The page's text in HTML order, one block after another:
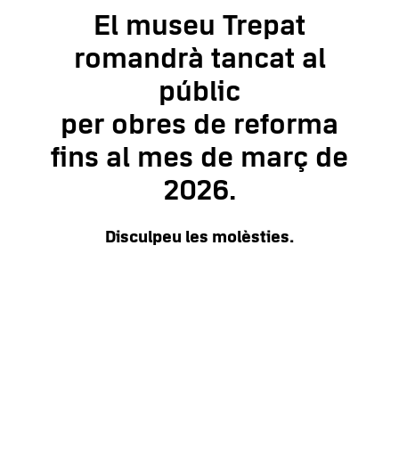
El museu Trepat
romandrà tancat al
públic
per obres de reforma
fins al mes de març de
2026.
Disculpeu les molèsties.